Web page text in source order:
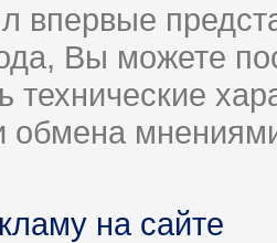
впервые
Вы можете
технические
на сайте